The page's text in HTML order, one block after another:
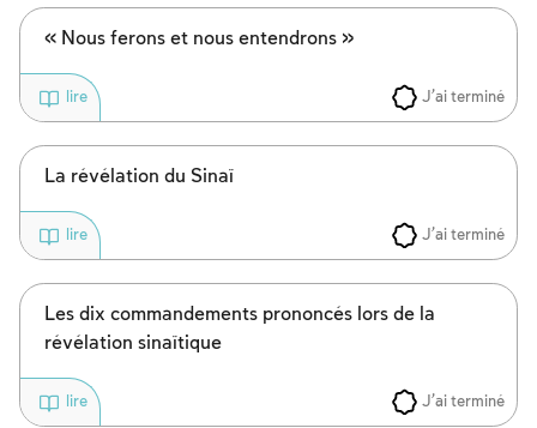
« Nous ferons et nous entendrons »
J'ai terminé
lire
La révélation du Sinaï
J'ai terminé
lire
Les dix commandements prononcés lors de la
révélation sinaïtique
J'ai terminé
lire